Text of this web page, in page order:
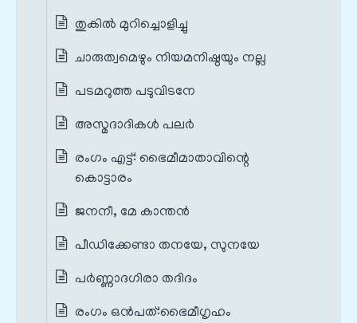
തുകിൽ മുറിച്ചൊളിച്ചു
ചാരുത്വമെഴും നിയമനിഷ്ഠയും നല്ല
പടമറുത്ത പടുവിടനേ
അസ്മദാദികൾ പലർ
രംഗം എട്ട്‌: ഭൈമീമാതാവിന്റെ
കൊട്ടാരം
ജനനീ, മേ കാന്തൻ
പീഡിക്കേണ്ടാ തനയേ, സുനയേ
പർണ്ണാദഗിരാ തദിദം
രംഗം ഒൻപത്‌:ഭൈമീഗൃഹം